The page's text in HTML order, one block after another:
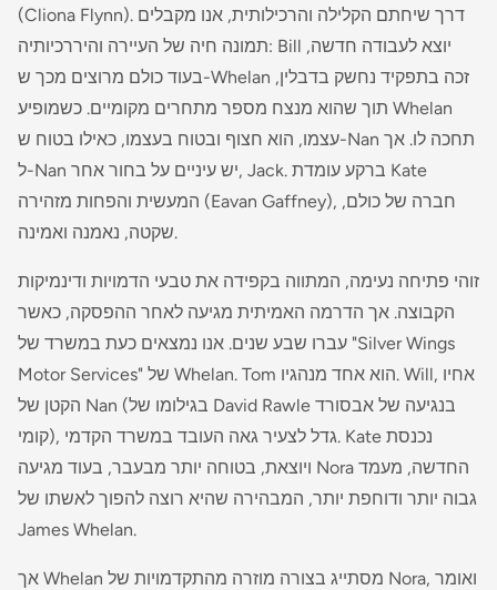
(Cliona Flynn). דרך שיחתם הקלילה והרכילותית, אנו מקבלים
תמונה חיה של העיירה והיררכיותיה: Bill יוצא לעבודה חדשה,
בעוד כולם מרוצים מכך ש-Whelan זכה בתפקיד נחשק בדבלין,
תוך שהוא מנצח מספר מתחרים מקומיים. כשמופיע Whelan
עצמו, הוא חצוף ובטוח בעצמו, כאילו בטוח ש-Nan תחכה לו. אך
ל-Nan יש עיניים על בחור אחר, Jack. ברקע עומדת Kate
המעשית והפחות מזהירה (Eavan Gaffney), חברה של כולם,
שקטה, נאמנה ואמינה.
זוהי פתיחה נעימה, המתווה בקפידה את טבעי הדמויות ודינמיקות
הקבוצה. אך הדרמה האמיתית מגיעה לאחר ההפסקה, כאשר
עברו שבע שנים. אנו נמצאים כעת במשרד של "Silver Wings
Motor Services" של Whelan. Tom הוא אחד מנהגיו. Will, אחיו
הקטן של Nan (בגילומו של David Rawle בנגיעה של אבסורד
קומי), גדל לצעיר גאה העובד במשרד הקדמי. Kate נכנסת
ויוצאת, בטוחה יותר מבעבר, בעוד מגיעה Nora החדשה, מעמד
גבוה יותר ודוחפת יותר, המבהירה שהיא רוצה להפוך לאשתו של
James Whelan.
אך Whelan מסתייג בצורה מוזרה מהתקדמויות של Nora, ואומר